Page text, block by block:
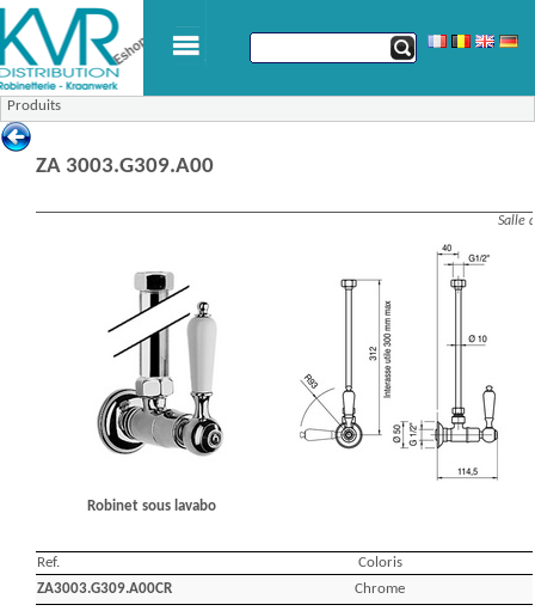
Produits